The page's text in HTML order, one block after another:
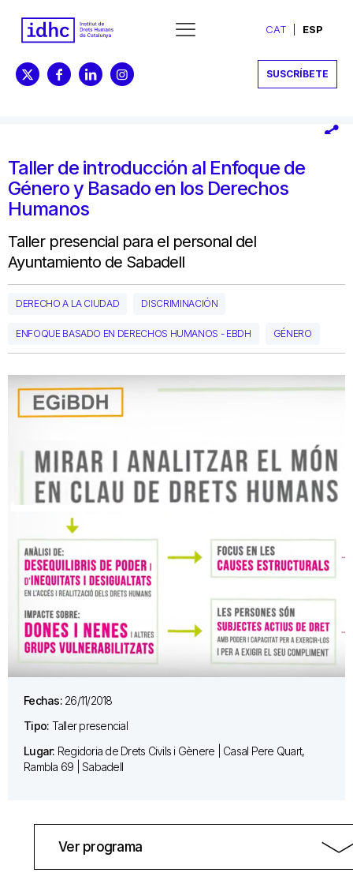
CAT ESP
SUSCRÍBETE
Taller de introducción al Enfoque de
Género y Basado en los Derechos
Humanos
Taller presencial para el personal del
Ayuntamiento de Sabadell
DERECHO A LA CIUDAD DISCRIMINACIÓN
ENFOQUE BASADO EN DERECHOS HUMANOS - EBDH GÉNERO
Fechas: 26/11/2018
Tipo: Taller presencial
Lugar: Regidoria de Drets Civils i Gènere | Casal Pere Quart,
Rambla 69 | Sabadell
Ver programa